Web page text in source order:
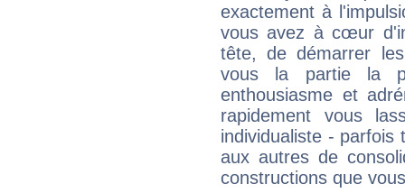
exactement à
vous avez à cœur
tête, de démarrer
vous la partie la
enthousiasme et
rapidement vous
individualiste -
aux autres de
constructions que